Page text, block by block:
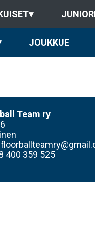
▾
JOUKKUE
Team ry
400 359 525